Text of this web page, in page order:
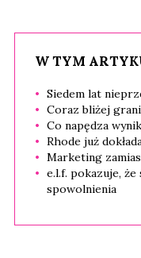
W TYM
Siedem lat
Coraz bliżej
Co napędza
Rhode już
Marketing
e.l.f. pokazuje, że
spowolnienia